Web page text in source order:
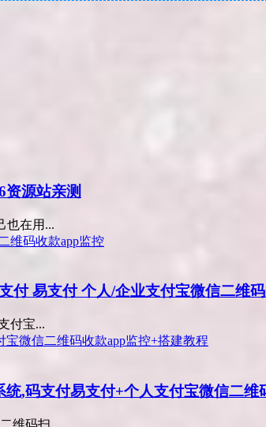
资源站亲测
也在用...
付 易支付 个人/企业支付宝微信二维
付宝...
统,码支付易支付+个人支付宝微信二
维码扫...